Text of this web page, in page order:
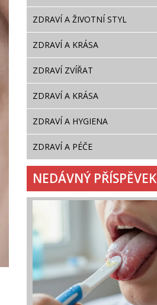
ZDRAVÍ A ŽIVOTNÍ STYL
ZDRAVÍ A KRÁSA
ZDRAVÍ ZVÍŘAT
ZDRAVÍ A KRÁSA
ZDRAVÍ A HYGIENA
ZDRAVÍ A PÉČE
NEDÁVNÝ PŘÍSPĚVEK